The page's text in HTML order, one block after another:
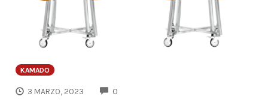
KAMADO
3 MARZO, 2023 0